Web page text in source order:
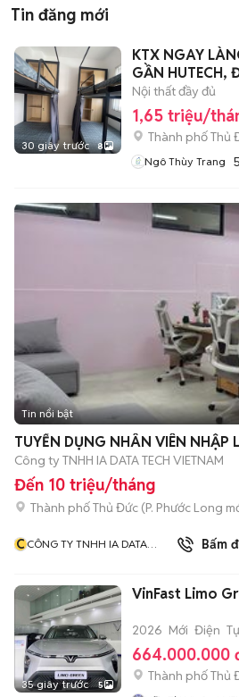
Tin đăng mới
30 giây trước 8
KTX NGAY
GẦN HUTECH,
THUẬT HCM
Nội thất đầy đủ
1,65 triệu/
Thành phố Thủ
Ngô Thùy Trang
Tin nổi bật
TUYỂN DỤNG NHÂN VIÊN NHẬP
Công ty TNHH IA DATA TECH VIETNAM
Đến 10 triệu/tháng
Thành phố Thủ Đức (P. Phước Long
CCÔNG TY TNHH IA DATA
Bấm
35 giây trước 5
VinFast Limo
2026 Mới Điện
664.000.000
Thành phố Thủ